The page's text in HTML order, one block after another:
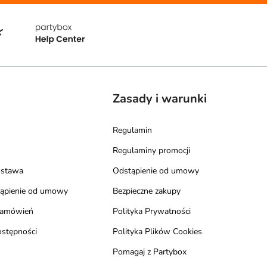
od umowy
Zasady i warunki
Regulamin
Regulaminy promocji
Odstąpienie od umowy
Bezpieczne zakupy
Polityka Prywatności
Polityka Plików Cookies
Pomagaj z Partybox